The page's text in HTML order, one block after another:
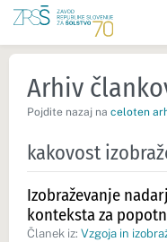
Arhiv
Pojdite nazaj na celoten
kakovost
Izobraževanje
konteksta za
Članek iz: Vzgoja in